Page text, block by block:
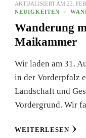
AKTUALISIERT AM 23.
NEUIGKEITEN
Wanderung
Maikammer
Wir laden am 31.
in der Vorderpfalz
Landschaft und
Vordergrund. Wir
WEITERLESEN